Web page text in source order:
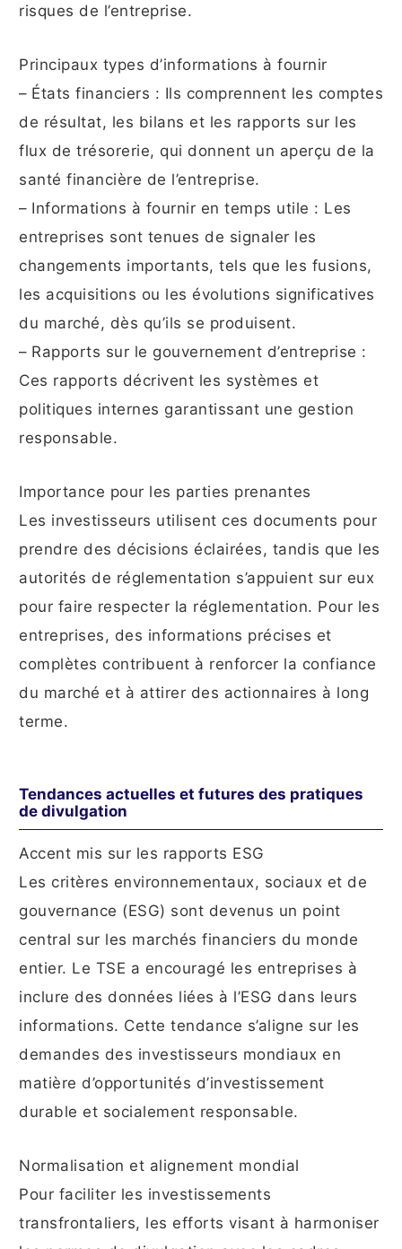
risques de l’entreprise.
Principaux types d’informations à fournir
– États financiers : Ils comprennent les comptes
de résultat, les bilans et les rapports sur les
flux de trésorerie, qui donnent un aperçu de la
santé financière de l’entreprise.
– Informations à fournir en temps utile : Les
entreprises sont tenues de signaler les
changements importants, tels que les fusions,
les acquisitions ou les évolutions significatives
du marché, dès qu’ils se produisent.
– Rapports sur le gouvernement d’entreprise :
Ces rapports décrivent les systèmes et
politiques internes garantissant une gestion
responsable.
Importance pour les parties prenantes
Les investisseurs utilisent ces documents pour
prendre des décisions éclairées, tandis que les
autorités de réglementation s’appuient sur eux
pour faire respecter la réglementation. Pour les
entreprises, des informations précises et
complètes contribuent à renforcer la confiance
du marché et à attirer des actionnaires à long
terme.
Tendances actuelles et futures des pratiques
de divulgation
Accent mis sur les rapports ESG
Les critères environnementaux, sociaux et de
gouvernance (ESG) sont devenus un point
central sur les marchés financiers du monde
entier. Le TSE a encouragé les entreprises à
inclure des données liées à l’ESG dans leurs
informations. Cette tendance s’aligne sur les
demandes des investisseurs mondiaux en
matière d’opportunités d’investissement
durable et socialement responsable.
Normalisation et alignement mondial
Pour faciliter les investissements
transfrontaliers, les efforts visant à harmoniser